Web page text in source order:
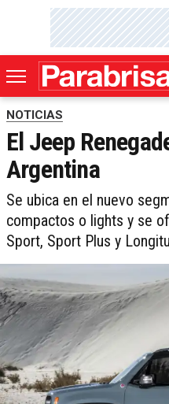
NOTICIAS
El Jeep
Argentina
Se ubica en el nuevo
compactos o lights y se
Sport, Sport Plus y